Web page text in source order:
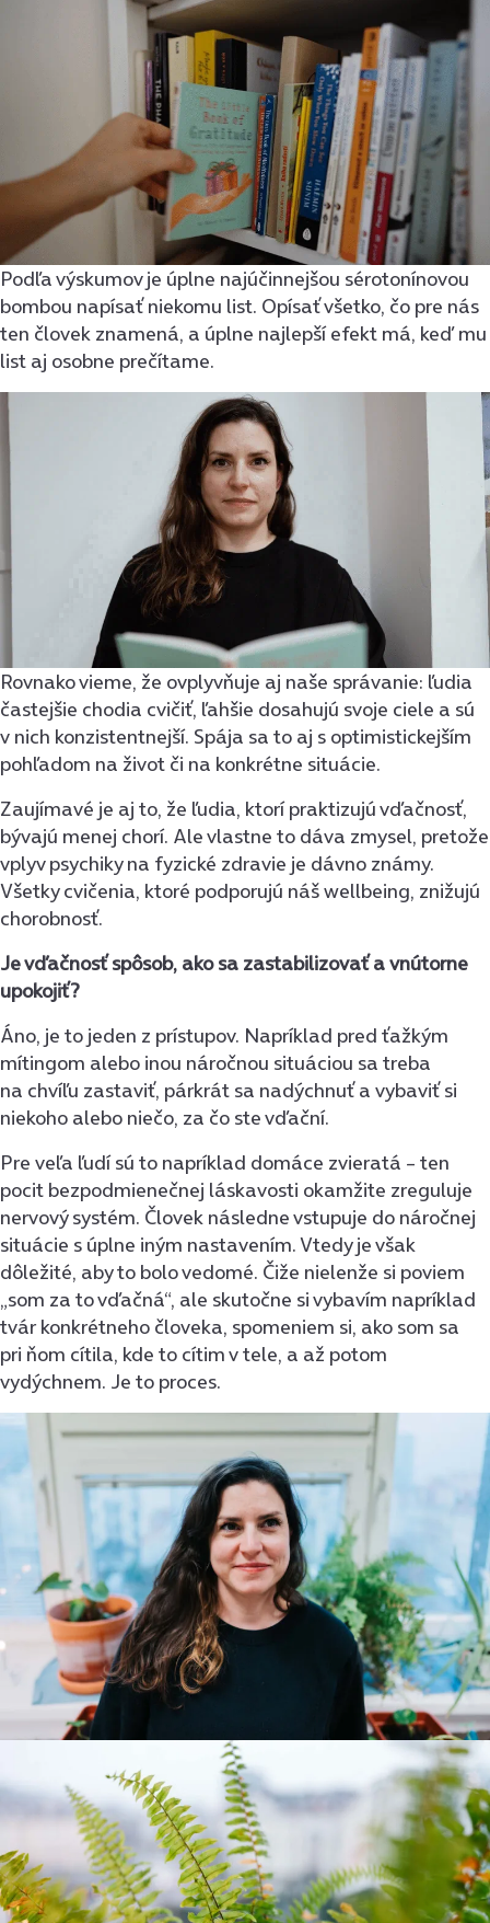
Podľa výskumov je úplne najúčinnejšou sérotonínovou
bombou napísať niekomu list. Opísať všetko, čo pre nás
ten človek znamená, a úplne najlepší efekt má, keď mu
list aj osobne prečítame.
Rovnako vieme, že ovplyvňuje aj naše správanie: ľudia
častejšie chodia cvičiť, ľahšie dosahujú svoje ciele a sú
v nich konzistentnejší. Spája sa to aj s optimistickejším
pohľadom na život či na konkrétne situácie.
Zaujímavé je aj to, že ľudia, ktorí praktizujú vďačnosť,
bývajú menej chorí. Ale vlastne to dáva zmysel, pretože
vplyv psychiky na fyzické zdravie je dávno známy.
Všetky cvičenia, ktoré podporujú náš wellbeing, znižujú
chorobnosť.
Je vďačnosť spôsob, ako sa zastabilizovať a vnútorne
upokojiť?
Áno, je to jeden z prístupov. Napríklad pred ťažkým
mítingom alebo inou náročnou situáciou sa treba
na chvíľu zastaviť, párkrát sa nadýchnuť a vybaviť si
niekoho alebo niečo, za čo ste vďační.
Pre veľa ľudí sú to napríklad domáce zvieratá – ten
pocit bezpodmienečnej láskavosti okamžite zreguluje
nervový systém. Človek následne vstupuje do náročnej
situácie s úplne iným nastavením. Vtedy je však
dôležité, aby to bolo vedomé. Čiže nielenže si poviem
„som za to vďačná“, ale skutočne si vybavím napríklad
tvár konkrétneho človeka, spomeniem si, ako som sa
pri ňom cítila, kde to cítim v tele, a až potom
vydýchnem. Je to proces.